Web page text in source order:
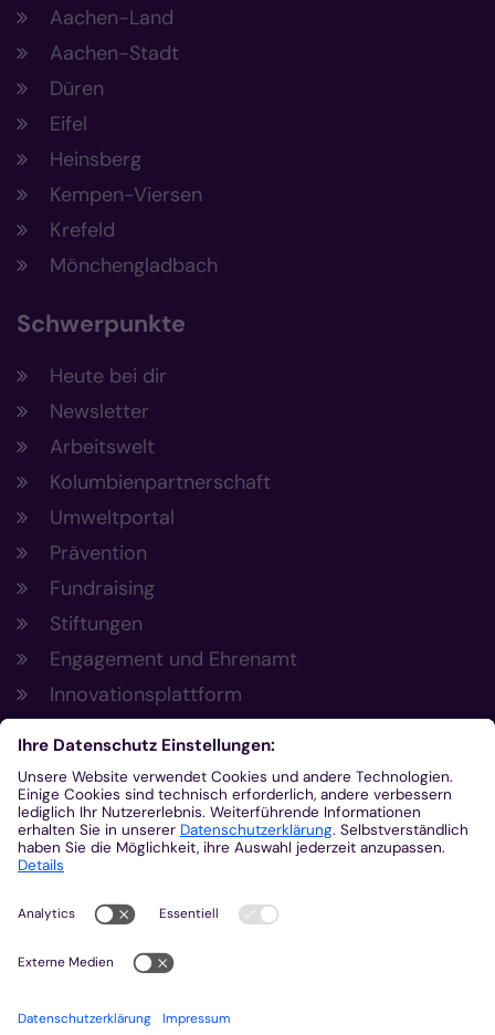
Aachen-Land
Aachen-Stadt
Düren
Eifel
Heinsberg
Kempen-Viersen
Krefeld
Mönchengladbach
Schwerpunkte
Heute bei dir
Newsletter
Arbeitswelt
Kolumbienpartnerschaft
Umweltportal
Prävention
Fundraising
Stiftungen
Engagement und Ehrenamt
Innovationsplattform
Aus der Plattform
Nachrichten
Veranstaltungen
Gottesdienste
Stellenangebote
Kirchenzeitung
Amtsblatt (Kirchlicher Anzeiger)
Rechtsdatenbank